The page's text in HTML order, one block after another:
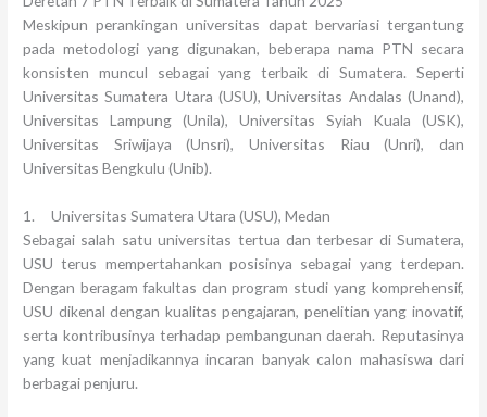
Meskipun perankingan universitas dapat bervariasi tergantung
pada metodologi yang digunakan, beberapa nama PTN secara
konsisten muncul sebagai yang terbaik di Sumatera. Seperti
Universitas Sumatera Utara (USU), Universitas Andalas (Unand),
Universitas Lampung (Unila), Universitas Syiah Kuala (USK),
Universitas Sriwijaya (Unsri), Universitas Riau (Unri), dan
Universitas Bengkulu (Unib).
1. Universitas Sumatera Utara (USU), Medan
Sebagai salah satu universitas tertua dan terbesar di Sumatera,
USU terus mempertahankan posisinya sebagai yang terdepan.
Dengan beragam fakultas dan program studi yang komprehensif,
USU dikenal dengan kualitas pengajaran, penelitian yang inovatif,
serta kontribusinya terhadap pembangunan daerah. Reputasinya
yang kuat menjadikannya incaran banyak calon mahasiswa dari
berbagai penjuru.